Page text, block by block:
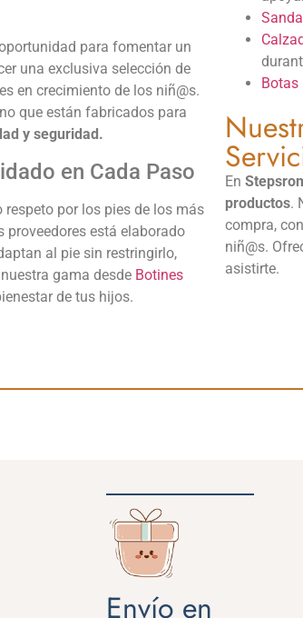
para fomentar un
una exclusiva selección de
en crecimiento de los niñ@s.
que están fabricados para
y seguridad.
en Cada Paso
por los pies de los más
proveedores está elaborado
al pie sin restringirlo,
gama desde Botines
de tus hijos.
Botas
En
productos.
compra,
niñ@s.
asistirte.
Envío en